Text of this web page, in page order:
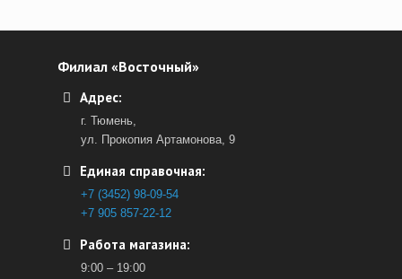
Филиал «Восточный»
Адрес:
г. Тюмень,
ул. Прокопия Артамонова, 9
Единая справочная:
+7 (3452) 98-09-54
+7 905 857-22-12
Работа магазина:
9:00 – 19:00